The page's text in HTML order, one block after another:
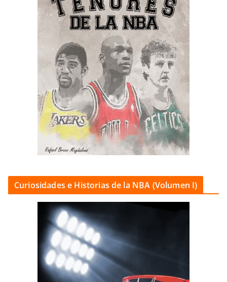
Curiosidades e Historias de la NBA (Volumen I)